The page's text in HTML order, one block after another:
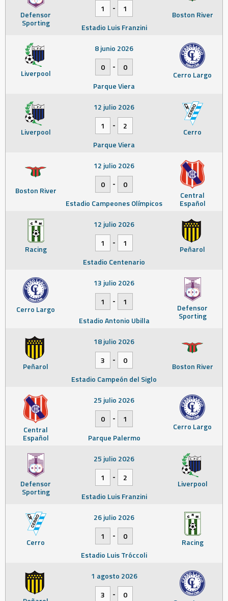
Defensor
Sporting
Boston River
1
-
1
Estadio Luis Franzini
Liverpool Cerro Largo
8 junio 2026
0
-
0
Parque Viera
Liverpool Cerro
12 julio 2026
1
-
2
Parque Viera
Boston River Central
Español
12 julio 2026
0
-
0
Estadio Campeones Olímpicos
Racing Peñarol
12 julio 2026
1
-
1
Estadio Centenario
Cerro Largo Defensor
Sporting
13 julio 2026
1
-
1
Estadio Antonio Ubilla
Peñarol Boston River
18 julio 2026
3
-
0
Estadio Campeón del Siglo
Central
Español
Cerro Largo
25 julio 2026
0
-
1
Parque Palermo
Defensor
Sporting
Liverpool
25 julio 2026
1
-
2
Estadio Luis Franzini
Cerro Racing
26 julio 2026
1
-
0
Estadio Luis Tróccoli
1 agosto 2026
3
- 0